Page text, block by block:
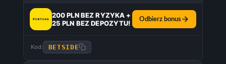
200 PLN BEZ RYZYKA +
25 PLN BEZ DEPOZYTU!
Odbierz bonus
Kod: BETSIDE